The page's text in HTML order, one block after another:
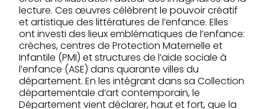
lecture. Ces œuvres célèbrent le pouvoir créatif
et artistique des littératures de l’enfance. Elles
ont investi des lieux emblématiques de l’enfance:
crèches, centres de Protection Maternelle et
Infantile (PMI) et structures de l’aide sociale à
l’enfance (ASE) dans quarante villes du
département. En les intégrant dans sa Collection
départementale d’art contemporain, le
Département vient déclarer, haut et fort, que la